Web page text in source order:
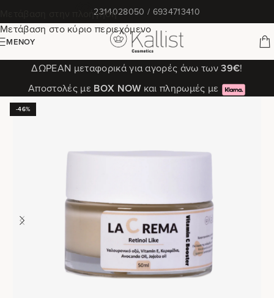
Μετάβαση στην πλοήγηση
Μετάβαση στο κύριο περιεχόμενο
✆2314028050 / 6934713410
ΜΕΝΟΎ
ΔΩΡΕΑΝ μεταφορικά για αγορές άνω των39€!
Αποστολές με ΒΟΧ ΝΟWκαι πληρωμές με
-46%